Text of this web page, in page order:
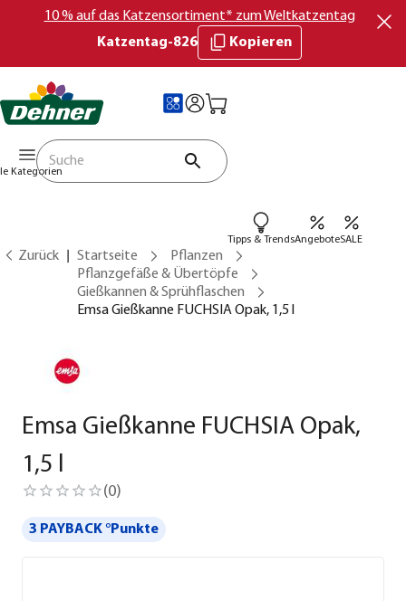
10 % auf das Katzensortiment* zum Weltkatzentag
Katzentag-826
Kopieren
Kategorien
Tipps & TrendsAngeboteSALE
Zurück Startseite
Pflanzen
Pflanzgefäße & Übertöpfe
Gießkannen & Sprühflaschen
Emsa Gießkanne FUCHSIA Opak, 1,5 l
Emsa Gießkanne FUCHSIA Opak,
1,5 l
(0)
3 PAYBACK °Punkte